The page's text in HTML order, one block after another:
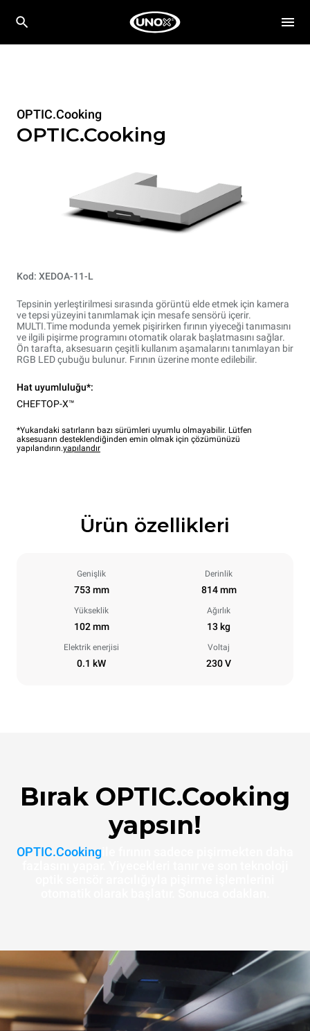
OPTIC.Cooking
OPTIC.Cooking
Kod: XEDOA-11-L
Tepsinin yerleştirilmesi sırasında görüntü elde etmek için kamera
ve tepsi yüzeyini tanımlamak için mesafe sensörü içerir.
MULTI.Time modunda yemek pişirirken fırının yiyeceği tanımasını
ve ilgili pişirme programını otomatik olarak başlatmasını sağlar.
Ön tarafta, aksesuarın çeşitli kullanım aşamalarını tanımlayan bir
RGB LED çubuğu bulunur. Fırının üzerine monte edilebilir.
Hat uyumluluğu*:
CHEFTOP-X™
*Yukarıdaki satırların bazı sürümleri uyumlu olmayabilir. Lütfen
aksesuarın desteklendiğinden emin olmak için çözümünüzü
yapılandırın.yapılandır
Ürün özellikleri
Genişlik
753 mm
Derinlik
814 mm
Yükseklik
102 mm
Ağırlık
13 kg
Elektrik enerjisi
0.1 kW
Voltaj
230 V
Bırak OPTIC.Cooking
yapsın!
OPTIC.Cooking